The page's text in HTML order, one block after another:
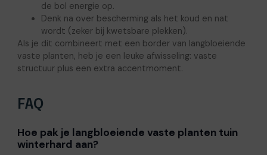
de bol energie op.
Denk na over bescherming als het koud en nat
wordt (zeker bij kwetsbare plekken).
Als je dit combineert met een border van langbloeiende
vaste planten, heb je een leuke afwisseling: vaste
structuur plus een extra accentmoment.
FAQ
Hoe pak je langbloeiende vaste planten tuin
winterhard aan?